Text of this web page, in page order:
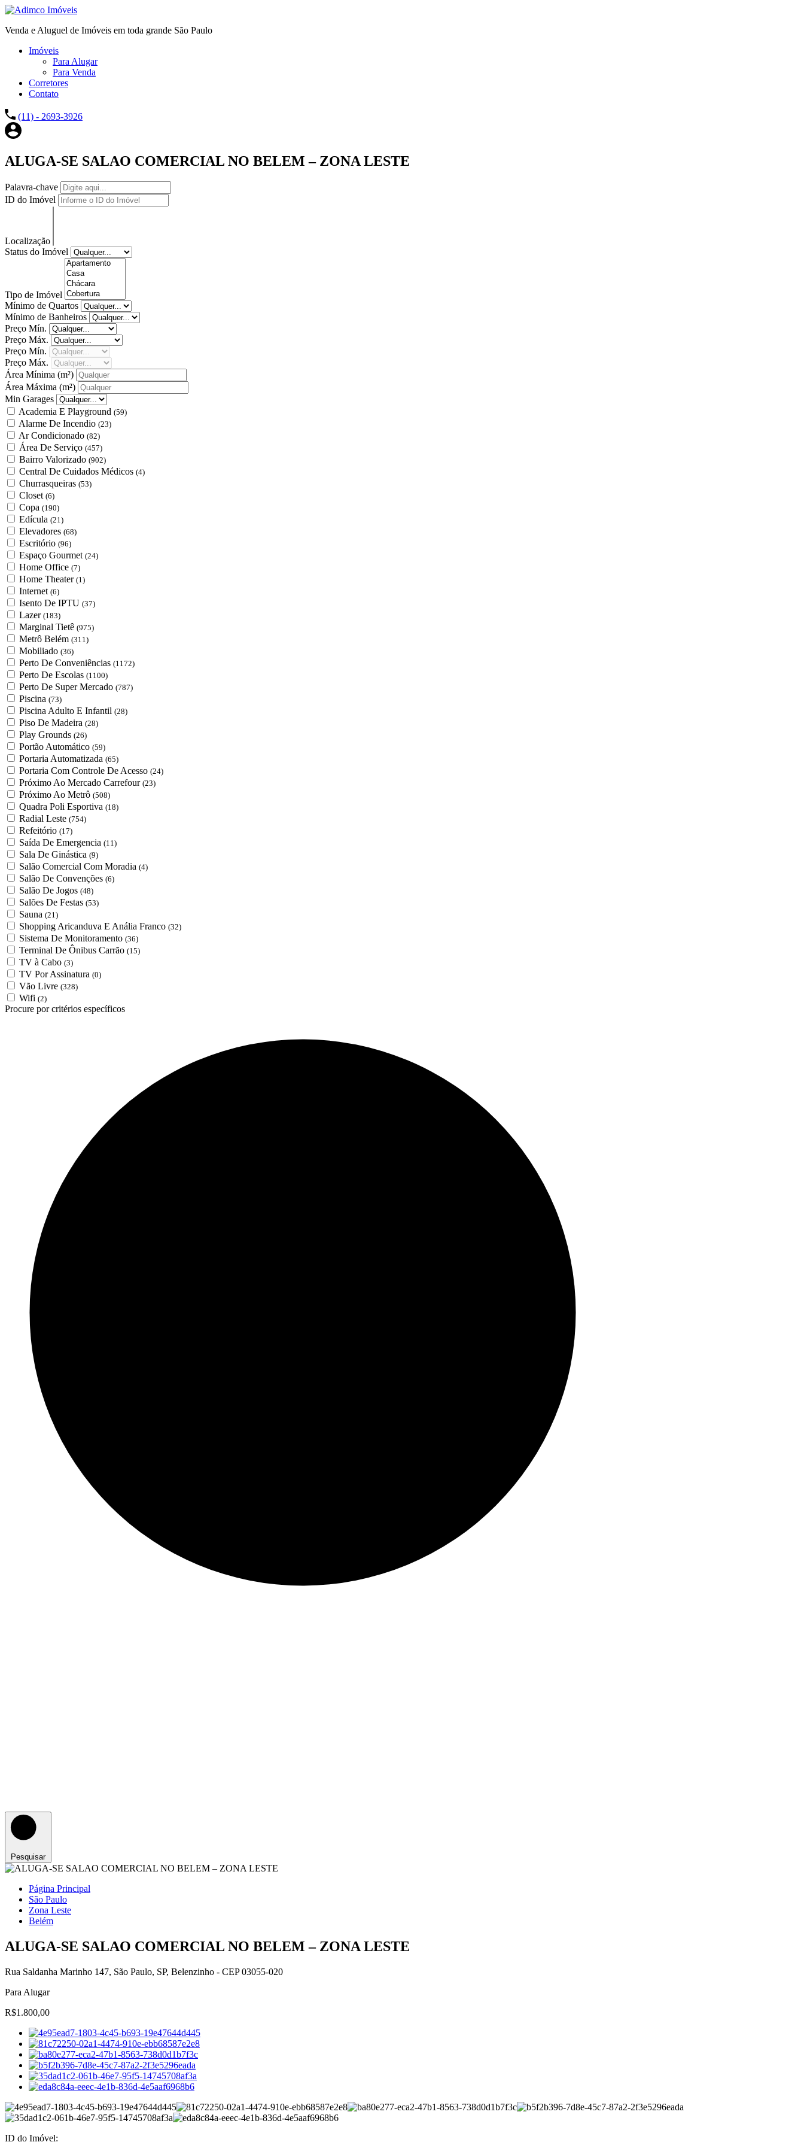
Venda e Aluguel de Imóveis em toda grande São Paulo
Imóveis
Para Alugar
Para Venda
Corretores
Contato
(11) - 2693-3926
ALUGA-SE SALAO COMERCIAL NO BELEM – ZONA LESTE
Palavra-chave
ID do Imóvel
Localização
Status do Imóvel
Tipo de Imóvel
Mínimo de Quartos
Mínimo de Banheiros
Preço Mín.
Preço Máx.
Preço Mín.
Preço Máx.
Área Mínima (m²)
Área Máxima (m²)
Min Garages
Academia E Playground (59)
Alarme De Incendio (23)
Ar Condicionado (82)
Área De Serviço (457)
Bairro Valorizado (902)
Central De Cuidados Médicos (4)
Churrasqueiras (53)
Closet (6)
Copa (190)
Edícula (21)
Elevadores (68)
Escritório (96)
Espaço Gourmet (24)
Home Office (7)
Home Theater (1)
Internet (6)
Isento De IPTU (37)
Lazer (183)
Marginal Tietê (975)
Metrô Belém (311)
Mobiliado (36)
Perto De Conveniências (1172)
Perto De Escolas (1100)
Perto De Super Mercado (787)
Piscina (73)
Piscina Adulto E Infantil (28)
Piso De Madeira (28)
Play Grounds (26)
Portão Automático (59)
Portaria Automatizada (65)
Portaria Com Controle De Acesso (24)
Próximo Ao Mercado Carrefour (23)
Próximo Ao Metrô (508)
Quadra Poli Esportiva (18)
Radial Leste (754)
Refeitório (17)
Saída De Emergencia (11)
Sala De Ginástica (9)
Salão Comercial Com Moradia (4)
Salão De Convenções (6)
Salão De Jogos (48)
Salões De Festas (53)
Sauna (21)
Shopping Aricanduva E Anália Franco (32)
Sistema De Monitoramento (36)
Terminal De Ônibus Carrão (15)
TV à Cabo (3)
TV Por Assinatura (0)
Vão Livre (328)
Wifi (2)
Procure por critérios específicos
Pesquisar
Página Principal
São Paulo
Zona Leste
Belém
ALUGA-SE SALAO COMERCIAL NO BELEM – ZONA LESTE
Rua Saldanha Marinho 147, São Paulo, SP, Belenzinho - CEP 03055-020
Para Alugar
R$1.800,00
ID do Imóvel: